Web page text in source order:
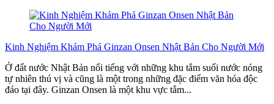
Kinh Nghiệm Khám Phá Ginzan Onsen Nhật Bản Cho Người Mới
Ở đất nước Nhật Bản nổi tiếng với những khu tắm suối nước nóng
tự nhiên thú vị và cũng là một trong những đặc điểm văn hóa độc
đáo tại đây. Ginzan Onsen là một khu vực tắm...